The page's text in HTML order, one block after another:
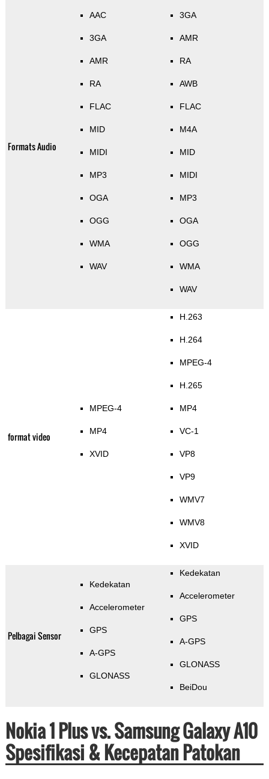
Formats Audio
AAC
3GA
AMR
RA
FLAC
MID
MIDI
MP3
OGA
OGG
WMA
WAV
3GA
AMR
RA
AWB
FLAC
M4A
MID
MIDI
MP3
OGA
OGG
WMA
WAV
format video
MPEG-4
MP4
XVID
H.263
H.264
MPEG-4
H.265
MP4
VC-1
VP8
VP9
WMV7
WMV8
XVID
Pelbagai Sensor
Kedekatan
Accelerometer
GPS
A-GPS
GLONASS
Kedekatan
Accelerometer
GPS
A-GPS
GLONASS
BeiDou
Nokia 1 Plus vs. Samsung Galaxy A10
Spesifikasi & Kecepatan Patokan